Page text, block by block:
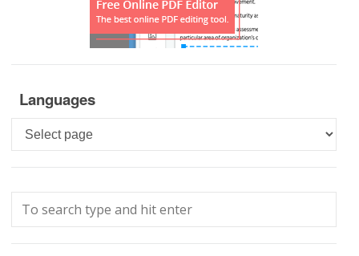
Languages
Languages